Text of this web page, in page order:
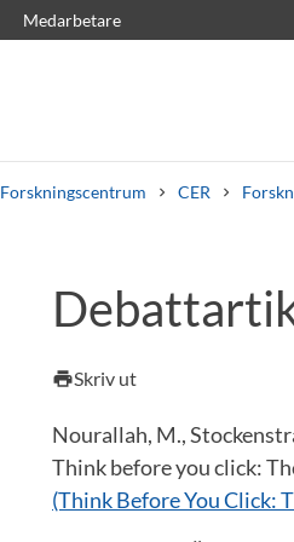
Medarbetare
Forskningscentrum CER
Kursplaner Välkomstbrev
printSkriv ut
Nourallah, M.,
Think before you click:
(Think Before You Click: